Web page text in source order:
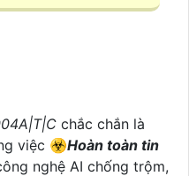
chắc chắn là
việc ☣️Hoàn toàn tin
nghệ AI chống trộm,